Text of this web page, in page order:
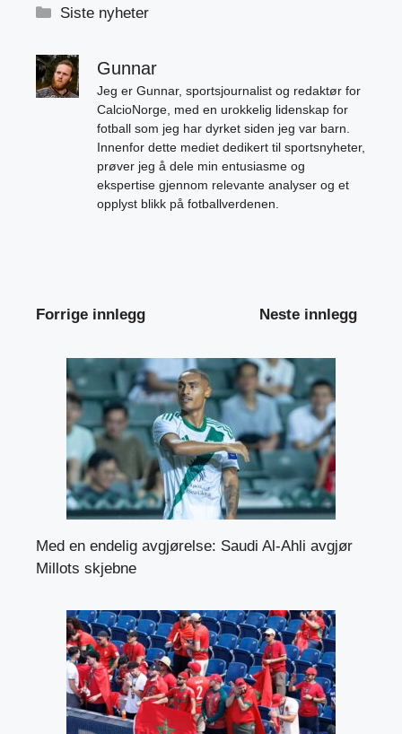
Kategorier
Siste nyheter
Gunnar
Jeg er Gunnar, sportsjournalist og redaktør for
CalcioNorge, med en urokkelig lidenskap for
fotball som jeg har dyrket siden jeg var barn.
Innenfor dette mediet dedikert til sportsnyheter,
prøver jeg å dele min entusiasme og
ekspertise gjennom relevante analyser og et
opplyst blikk på fotballverdenen.
Forrige innlegg Neste innlegg
Med en endelig avgjørelse: Saudi Al-Ahli avgjør
Millots skjebne